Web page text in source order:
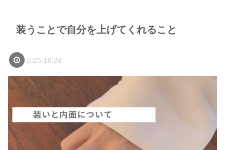
装うことで自分を上げてくれること
2025.10.24